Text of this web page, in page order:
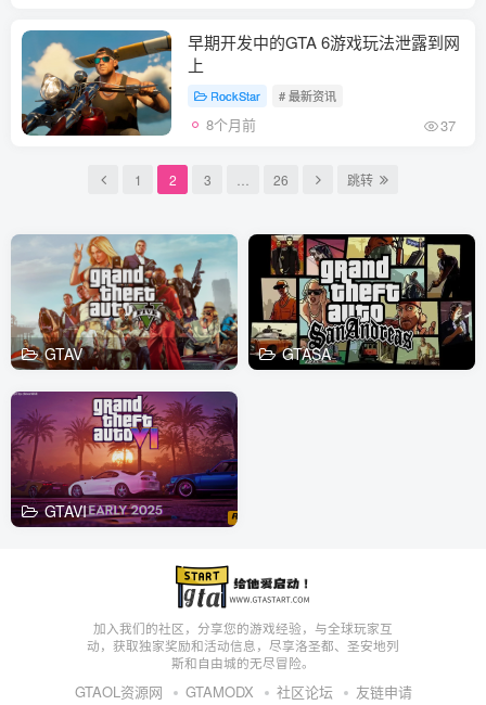
早期开发中的GTA 6游戏玩法泄露到网
上
RockStar # 最新资讯
8个月前 37
1 2 3 26 跳转
GTAV GTASA
GTAVI
加入我们的社区，分享您的游戏经验，与全球玩家互
动，获取独家奖励和活动信息，尽享洛圣都、圣安地列
斯和自由城的无尽冒险。
GTAOL资源网 GTAMODX 社区论坛 友链申请